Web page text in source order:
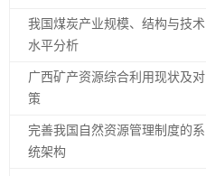
我国煤炭产业规模、结构与技术
水平分析
广西矿产资源综合利用现状及对
策
完善我国自然资源管理制度的系
统架构